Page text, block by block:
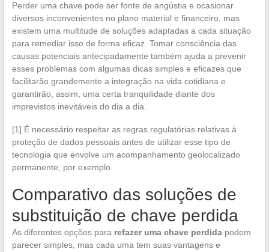
Perder uma chave pode ser fonte de angústia e ocasionar
diversos inconvenientes no plano material e financeiro, mas
existem uma multitude de soluções adaptadas a cada situação
para remediar isso de forma eficaz. Tomar consciência das
causas potenciais antecipadamente também ajuda a prevenir
esses problemas com algumas dicas simples e eficazes que
facilitarão grandemente a integração na vida cotidiana e
garantirão, assim, uma certa tranquilidade diante dos
imprevistos inevitáveis do dia a dia.
[1] É necessário respeitar as regras regulatórias relativas à
proteção de dados pessoais antes de utilizar esse tipo de
tecnologia que envolve um acompanhamento geolocalizado
permanente, por exemplo.
Comparativo das soluções de
substituição de chave perdida
As diferentes opções para refazer uma chave perdidapodem
parecer simples, mas cada uma tem suas vantagens e